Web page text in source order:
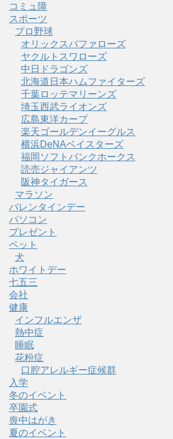
コミュ障
スポーツ
プロ野球
オリックスバファローズ
ヤクルトスワローズ
中日ドラゴンズ
北海道日本ハムファイターズ
千葉ロッテマリーンズ
埼玉西武ライオンズ
広島東洋カープ
楽天ゴールデンイーグルス
横浜DeNAベイスターズ
福岡ソフトバンクホークス
読売ジャイアンツ
阪神タイガース
マラソン
バレンタインデー
パソコン
プレゼント
ペット
犬
ホワイトデー
七五三
会社
健康
インフルエンザ
熱中症
睡眠
花粉症
口腔アレルギー症候群
入学
冬のイベント
卒園式
喪中はがき
夏のイベント